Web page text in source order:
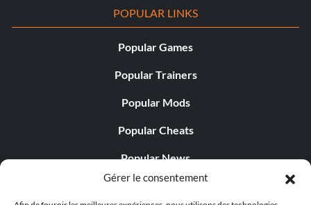
Gérer le consentement
POPULAR LINKS
Popular Games
Popular Trainers
Popular Mods
Popular Cheats
Popular News
Popular Editorials